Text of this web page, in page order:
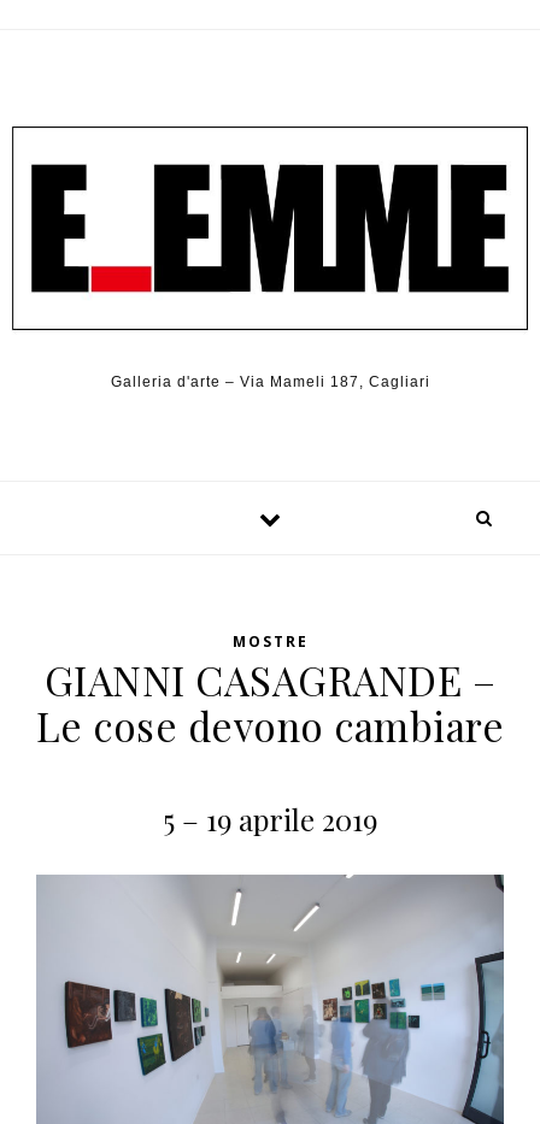
Galleria d'arte – Via Mameli 187, Cagliari
MOSTRE
GIANNI CASAGRANDE –
Le cose devono cambiare
5 – 19 aprile 2019